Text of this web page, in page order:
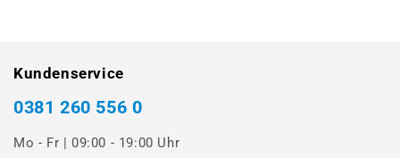
Kundenservice
0381 260 556 0
Mo - Fr | 09:00 - 19:00 Uhr